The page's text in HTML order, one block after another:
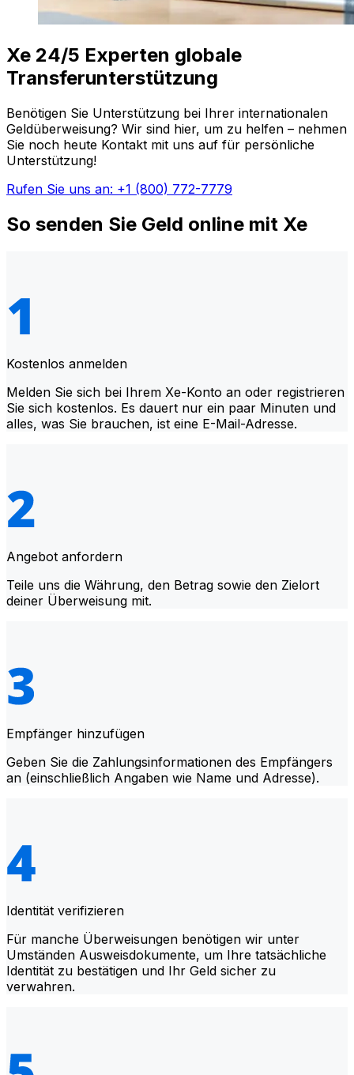
Xe 24/5 Experten globale
Transferunterstützung
Benötigen Sie Unterstützung bei Ihrer internationalen
Geldüberweisung? Wir sind hier, um zu helfen – nehmen
Sie noch heute Kontakt mit uns auf für persönliche
Unterstützung!
Rufen Sie uns an: +1 (800) 772-7779
So senden Sie Geld online mit Xe
Kostenlos anmelden
Melden Sie sich bei Ihrem Xe-Konto an oder registrieren
Sie sich kostenlos. Es dauert nur ein paar Minuten und
alles, was Sie brauchen, ist eine E-Mail-Adresse.
Angebot anfordern
Teile uns die Währung, den Betrag sowie den Zielort
deiner Überweisung mit.
Empfänger hinzufügen
Geben Sie die Zahlungsinformationen des Empfängers
an (einschließlich Angaben wie Name und Adresse).
Identität verifizieren
Für manche Überweisungen benötigen wir unter
Umständen Ausweisdokumente, um Ihre tatsächliche
Identität zu bestätigen und Ihr Geld sicher zu
verwahren.